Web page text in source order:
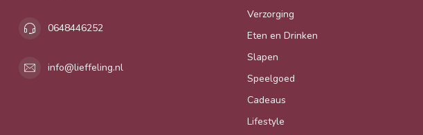
0648446252
info@lieffeling.nl
Verzorging
Eten en Drinken
Slapen
Speelgoed
Cadeaus
Lifestyle